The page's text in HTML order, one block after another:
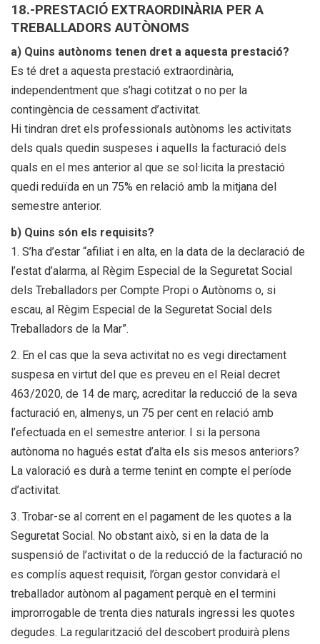
18.-PRESTACIÓ EXTRAORDINÀRIA PER A
TREBALLADORS AUTÒNOMS
a) Quins autònoms tenen dret a aquesta prestació?
Es té dret a aquesta prestació extraordinària,
independentment que s’hagi cotitzat o no per la
contingència de cessament d’activitat.
Hi tindran dret els professionals autònoms les activitats
dels quals quedin suspeses i aquells la facturació dels
quals en el mes anterior al que se sol·licita la prestació
quedi reduïda en un 75% en relació amb la mitjana del
semestre anterior.
b) Quins són els requisits?
1. S’ha d’estar “afiliat i en alta, en la data de la declaració de
l’estat d’alarma, al Règim Especial de la Seguretat Social
dels Treballadors per Compte Propi o Autònoms o, si
escau, al Règim Especial de la Seguretat Social dels
Treballadors de la Mar”.
2. En el cas que la seva activitat no es vegi directament
suspesa en virtut del que es preveu en el Reial decret
463/2020, de 14 de març, acreditar la reducció de la seva
facturació en, almenys, un 75 per cent en relació amb
l’efectuada en el semestre anterior. I si la persona
autònoma no hagués estat d’alta els sis mesos anteriors?
La valoració es durà a terme tenint en compte el període
d’activitat.
3. Trobar-se al corrent en el pagament de les quotes a la
Seguretat Social. No obstant això, si en la data de la
suspensió de l’activitat o de la reducció de la facturació no
es complís aquest requisit, l’òrgan gestor convidarà el
treballador autònom al pagament perquè en el termini
improrrogable de trenta dies naturals ingressi les quotes
degudes. La regularització del descobert produirà plens